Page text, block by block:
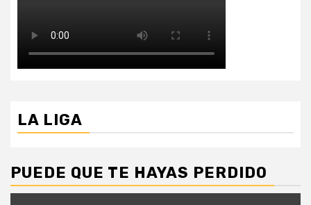
LA LIGA
PUEDE QUE TE HAYAS PERDIDO